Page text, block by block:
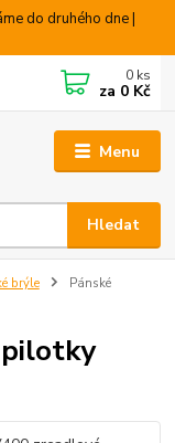
do druhého dne |
Menu
Hledat
0 ks
za 0 Kč
brýle
Pánské